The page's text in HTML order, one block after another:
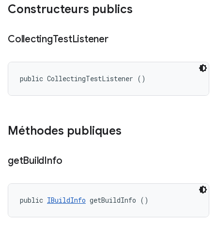
Constructeurs publics
CollectingTestListener
public CollectingTestListener ()
Méthodes publiques
getBuildInfo
public IBuildInfo getBuildInfo ()